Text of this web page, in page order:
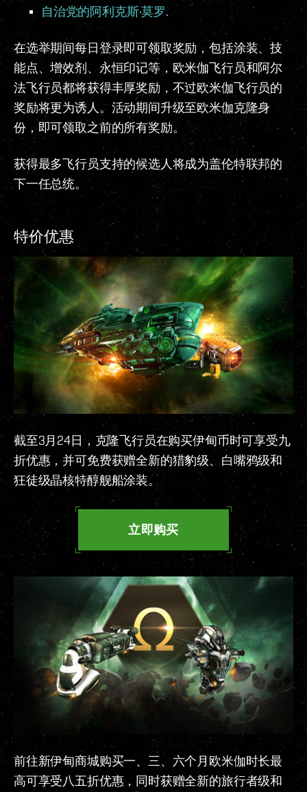
自治党的阿利克斯·莫罗.
在选举期间每日登录即可领取奖励，包括涂装、技
能点、增效剂、永恒印记等，欧米伽飞行员和阿尔
法飞行员都将获得丰厚奖励，不过欧米伽飞行员的
奖励将更为诱人。活动期间升级至欧米伽克隆身
份，即可领取之前的所有奖励。
获得最多飞行员支持的候选人将成为盖伦特联邦的
下一任总统。
特价优惠
截至3月24日，克隆飞行员在购买伊甸币时可享受九
折优惠，并可免费获赠全新的猎豹级、白嘴鸦级和
狂徒级晶核特醇舰船涂装。
立即购买
前往新伊甸商城购买一、三、六个月欧米伽时长最
高可享受八五折优惠，同时获赠全新的旅行者级和